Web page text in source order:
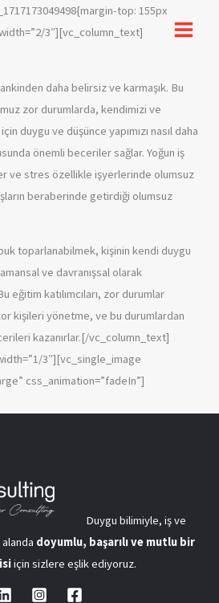
top: 155px
3″][vc_column_text]
daha belirsiz ve karmaşık. Bu
zor durumlarda, kendimizi ve
duygu ve düşünce yapımızı nasıl daha
önemli beceriler sağlar. Yoğun iş
ve stres özellikle işyerlerinde olumsuz
beraberinde getirdiği olumsuz
toparlanabilmek, kişinin kendi duygu
ve davranışsal olarak
eğitim katılımcıları, zor durumlar
kişileri yönetme, ve bu durumlardan
kazanırlar.[/vc_column_text]
3″][vc_single_image
css_animation=”fadeIn”]
Duygu bilimiyle, iş ve
doyumlu, başarılı ve mutlu bir
için sizlere eşlik ediyoruz.